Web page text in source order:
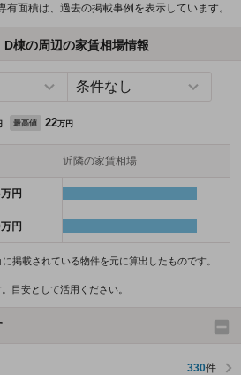
面積は、過去の掲載事例を表示しています。
棟の周辺の家賃相場情報
最高値 22万円
近隣の家賃相場
円
円
掲載されている物件を元に算出したものです。
目安として活用ください。
330件